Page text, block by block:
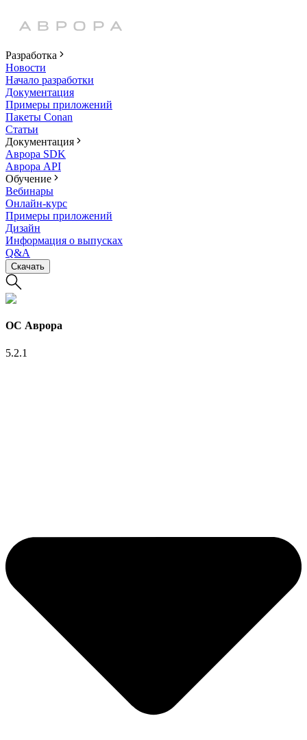
Разработка
Новости
Начало разработки
Документация
Примеры приложений
Пакеты Conan
Статьи
Документация
Аврора SDK
Аврора API
Обучение
Вебинары
Онлайн-курс
Примеры приложений
Дизайн
Информация о выпусках
Q&A
Скачать
ОС Аврора
5.2.1